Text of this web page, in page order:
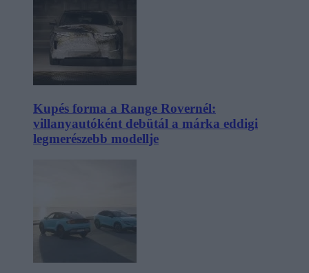
Kupés forma a Range Rovernél:
villanyautóként debütál a márka eddigi
legmerészebb modellje